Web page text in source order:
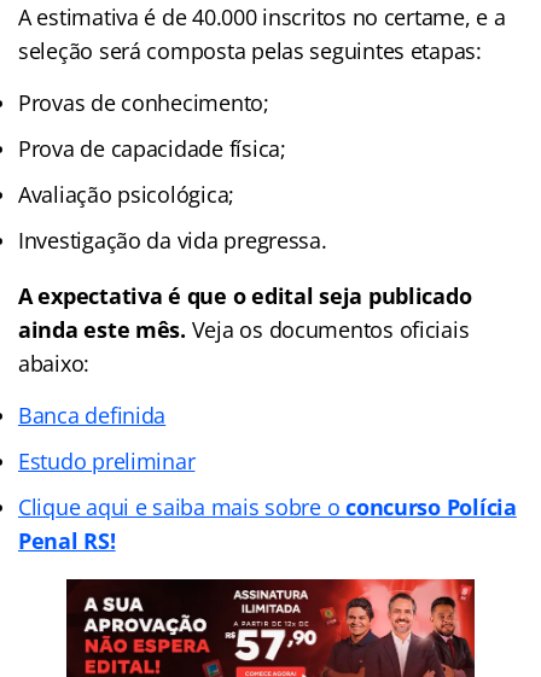
A estimativa é de 40.000 inscritos no certame, e a
seleção será composta pelas seguintes etapas:
Provas de conhecimento;
Prova de capacidade física;
Avaliação psicológica;
Investigação da vida pregressa.
A expectativa é que o edital seja publicado
ainda este mês. Veja os documentos oficiais
abaixo:
Banca definida
Estudo preliminar
Clique aqui e saiba mais sobre oconcurso Polícia
Penal RS!